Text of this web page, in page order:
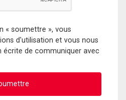
« soumettre », vous
d'utilisation et vous nous
de communiquer avec